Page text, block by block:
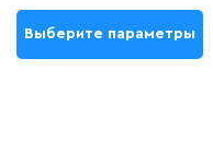
Выберите параметры